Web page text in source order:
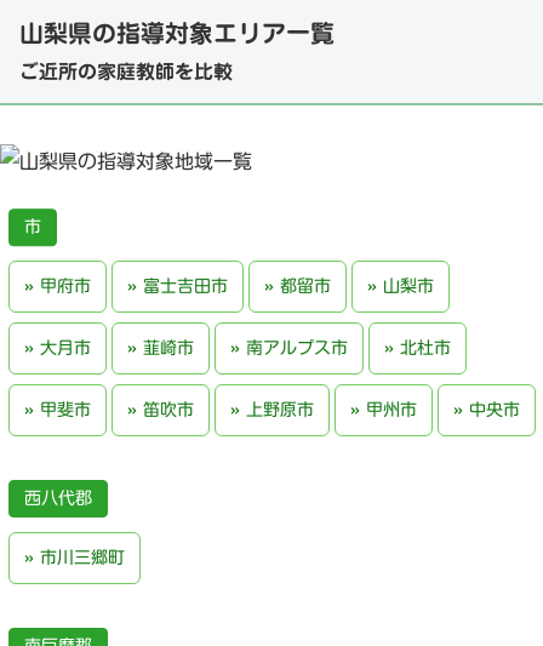
山梨県の指導対象エリア一覧
ご近所の家庭教師を比較
甲府市 富士吉田市 都留市 山梨市
大月市 韮崎市 南アルプス市 北杜市
甲斐市 笛吹市 上野原市 甲州市 中央市
西八代郡
市川三郷町